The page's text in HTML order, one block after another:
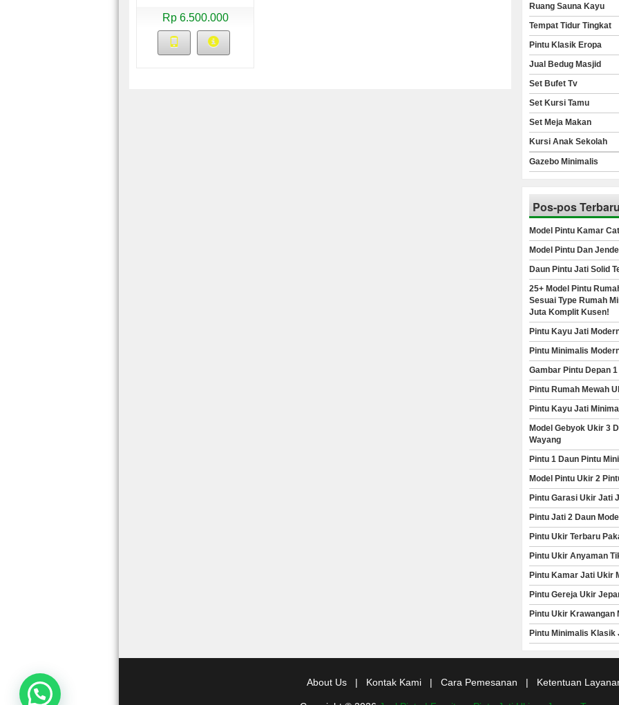
Rp 6.500.000
Ruang Sauna Kayu
Tempat Tidur Tingkat
Pintu Klasik Eropa
Jual Bedug Masjid
Set Bufet Tv
Set Kursi Tamu
Set Meja Makan
Kursi Anak Sekolah
Gazebo Minimalis
Pos-pos
Model Pintu Kamar
Model Pintu Dan
Daun Pintu Jati Solid
25+ Model Pintu
Sesuai Type Rumah
Juta Komplit Kusen!
Pintu Kayu Jati
Pintu Minimalis
Gambar Pintu Depan
Pintu Rumah Mewah
Pintu Kayu Jati
Model Gebyok Ukir 3
Wayang
Pintu 1 Daun Pintu
Model Pintu Ukir 2
Pintu Garasi Ukir Jati
Pintu Jati 2 Daun
Pintu Ukir Terbaru
Pintu Ukir Anyaman
Pintu Kamar Jati Ukir
Pintu Gereja Ukir
Pintu Ukir Krawangan
Pintu Minimalis Klasik
About Us | Kontak Kami | Cara Pemesanan | Ketentuan